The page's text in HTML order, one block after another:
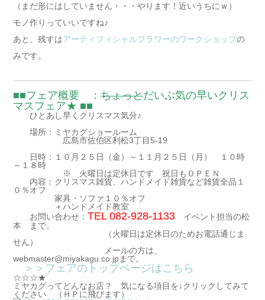
（まだ形にはしていません・・・やります！近いうちにｗ）
モノ作りっていいですね♪
あと、残すはアーティフィシャルフラワーのワークショップの
みです。
■■フェア概要 ： ちょっとだいぶ気の早いクリス
マスフェア★ ■■
ひとあし早くクリスマス気分♪
場所：ミヤカグショールーム
広島市佐伯区利松3丁目5-19
日時：１０月２５日（金）～１１月２５日（月） １０時
～１８時
※ 火曜日は定休日です 祝日もＯＰＥＮ
内容：クリスマス雑貨、ハンドメイド雑貨など雑貨全品１
０％オフ
家具・ソファ１０％オフ
＋ハンドメイド教室
お問い合わせ： TEL 082-928-1133 イベント担当の松
本 まで。
（火曜日は定休日のためお電話通じま
せん）
メールの方は、
webmaster@miyakagu.co.jpまで。
＞＞フェアのトップページはこちら
☆☆☆★
ミヤカグってどんなお店？ 気になる項目を↓クリックしてみて
ください （ＨＰに飛びます）